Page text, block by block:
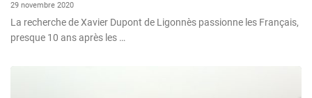
29 novembre 2020
La recherche de Xavier Dupont de Ligonnès passionne les Français,
presque 10 ans après les …